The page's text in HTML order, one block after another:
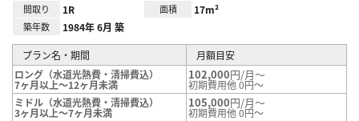
間取り 1R 面積 17m²
築年数 1984年 6月 築
プラン名・期間
月額目安
ロング（水道光熱費・清掃費込）
7ヶ月以上～12ヶ月未満
102,000円/月～
初期費用他 0円～
ミドル（水道光熱費・清掃費込）
3ヶ月以上～7ヶ月未満
105,000円/月～
初期費用他 0円～